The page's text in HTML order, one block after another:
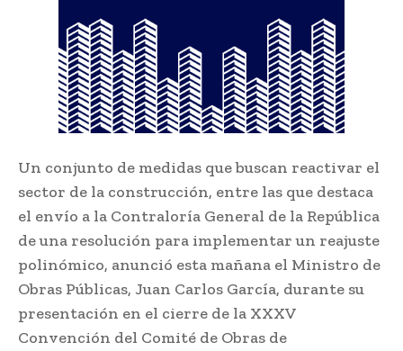
Un conjunto de medidas que buscan reactivar el
sector de la construcción, entre las que destaca
el envío a la Contraloría General de la República
de una resolución para implementar un reajuste
polinómico, anunció esta mañana el Ministro de
Obras Públicas, Juan Carlos García, durante su
presentación en el cierre de la XXXV
Convención del Comité de Obras de